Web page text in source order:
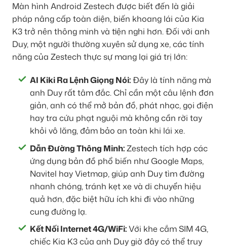
Màn hình Android Zestech được biết đến là giải
pháp nâng cấp toàn diện, biến khoang lái của Kia
K3 trở nên thông minh và tiện nghi hơn. Đối với anh
Duy, một người thường xuyên sử dụng xe, các tính
năng của Zestech thực sự mang lại giá trị lớn:
AI Kiki Ra Lệnh Giọng Nói:Đây là tính năng mà
anh Duy rất tâm đắc. Chỉ cần một câu lệnh đơn
giản, anh có thể mở bản đồ, phát nhạc, gọi điện
hay tra cứu phạt nguội mà không cần rời tay
khỏi vô lăng, đảm bảo an toàn khi lái xe.
Dẫn Đường Thông Minh:Zestech tích hợp các
ứng dụng bản đồ phổ biến như Google Maps,
Navitel hay Vietmap, giúp anh Duy tìm đường
nhanh chóng, tránh kẹt xe và di chuyển hiệu
quả hơn, đặc biệt hữu ích khi đi vào những
cung đường lạ.
Kết Nối Internet 4G/WiFi:Với khe cắm SIM 4G,
chiếc Kia K3 của anh Duy giờ đây có thể truy